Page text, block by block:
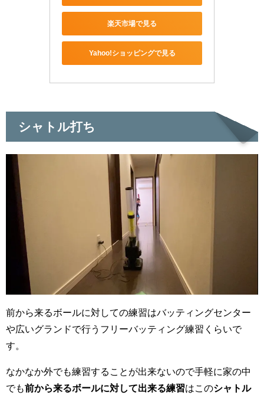
楽天市場で見る
Yahoo!ショッピングで見る
シャトル打ち
前から来るボールに対しての練習はバッティングセンター
や広いグランドで行うフリーバッティング練習くらいで
す。
なかなか外でも練習することが出来ないので手軽に家の中
でも前から来るボールに対して出来る練習はこのシャトル